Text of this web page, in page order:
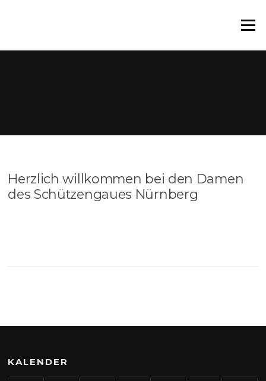
Menü
Herzlich willkommen bei den Damen
des Schützengaues Nürnberg
KALENDER